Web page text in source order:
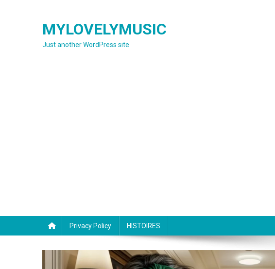
MYLOVELYMUSIC
Just another WordPress site
Privacy Policy HISTOIRES